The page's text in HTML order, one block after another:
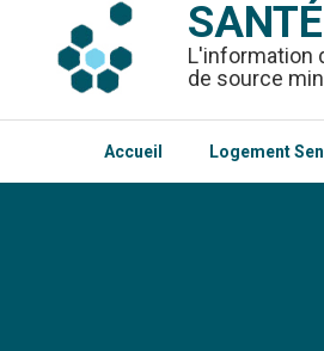
L'information
de source
Accueil Logement